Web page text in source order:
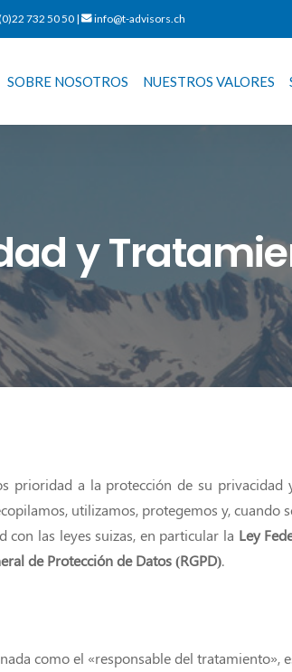
732 50 50 | info@t-advisors.ch
SOBRE NOSOTROS NUESTROS VALORES
y
prioridad a la protección de su privacidad
utilizamos, protegemos y, cuando
las leyes suizas, en particular la Ley
de Protección de Datos (RGPD).
como el «responsable del tratamiento»,